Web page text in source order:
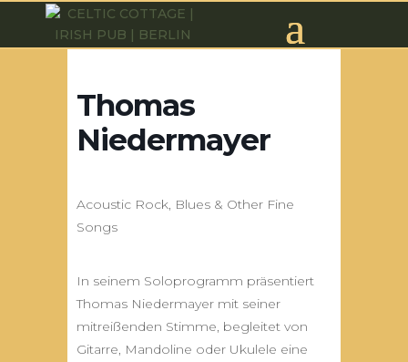
Thomas
Niedermayer
Acoustic Rock, Blues & Other Fine
Songs
In seinem Soloprogramm präsentiert
Thomas Niedermayer mit seiner
mitreißenden Stimme, begleitet von
Gitarre, Mandoline oder Ukulele eine